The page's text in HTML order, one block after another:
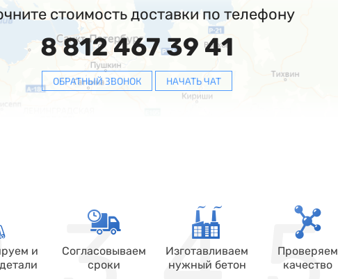
стоимость доставки по телефону
8 812 467 39 41
ОБРАТНЫЙ ЗВОНОК НАЧАТЬ ЧАТ
и
Согласовываем
сроки
Изготавливаем
нужный бетон
Проверяем
качество